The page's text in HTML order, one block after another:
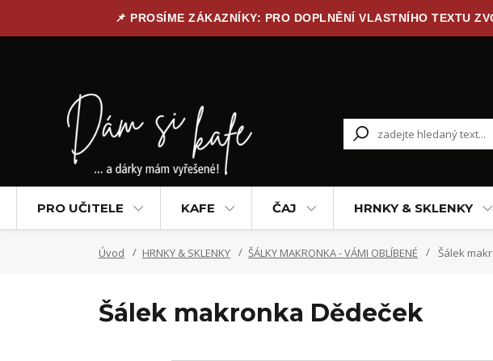
📌 PROSÍME ZÁKAZNÍKY: PRO DOPLNĚNÍ VLASTNÍHO TEXTU
PRO UČITELE KAFE ČAJ HRNKY & SKLENKY
Úvod HRNKY & SKLENKY ŠÁLKY MAKRONKA - VÁMI OBLÍBENÉ Šálek
Šálek makronka Dědeček